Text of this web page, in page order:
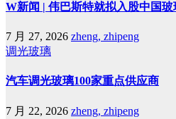
W新闻 | 伟巴斯特就拟入股中国
7 月 27, 2026 zheng, zhipeng
调光玻璃
汽车调光玻璃100家重点供应商
7 月 22, 2026 zheng, zhipeng